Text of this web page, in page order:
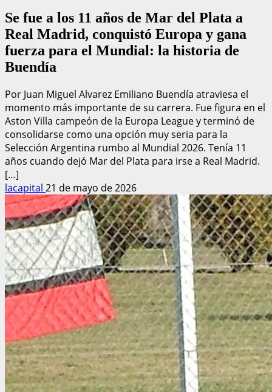
Se fue a los 11 años de Mar del Plata a
Real Madrid, conquistó Europa y gana
fuerza para el Mundial: la historia de
Buendía
Por Juan Miguel Alvarez Emiliano Buendía atraviesa el
momento más importante de su carrera. Fue figura en el
Aston Villa campeón de la Europa League y terminó de
consolidarse como una opción muy seria para la
Selección Argentina rumbo al Mundial 2026. Tenía 11
años cuando dejó Mar del Plata para irse a Real Madrid.
[…]
lacapital 21 de mayo de 2026